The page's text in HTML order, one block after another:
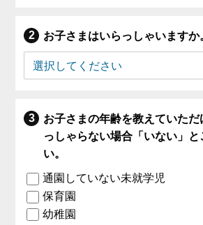
お子さまはいらっしゃいますか
お子さまの年齢を教えていただ
っしゃらない場合「いない」と
い。
通園していない未就学児
保育園
幼稚園